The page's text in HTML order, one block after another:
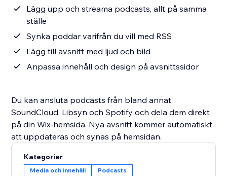
Lägg upp och streama podcasts, allt på samma
ställe
Synka poddar varifrån du vill med RSS
Lägg till avsnitt med ljud och bild
Anpassa innehåll och design på avsnittssidor
Du kan ansluta podcasts från bland annat
SoundCloud, Libsyn och Spotify och dela dem direkt
på din Wix-hemsida. Nya avsnitt kommer automatiskt
att uppdateras och synas på hemsidan.
Kategorier
Media och innehåll Podcasts